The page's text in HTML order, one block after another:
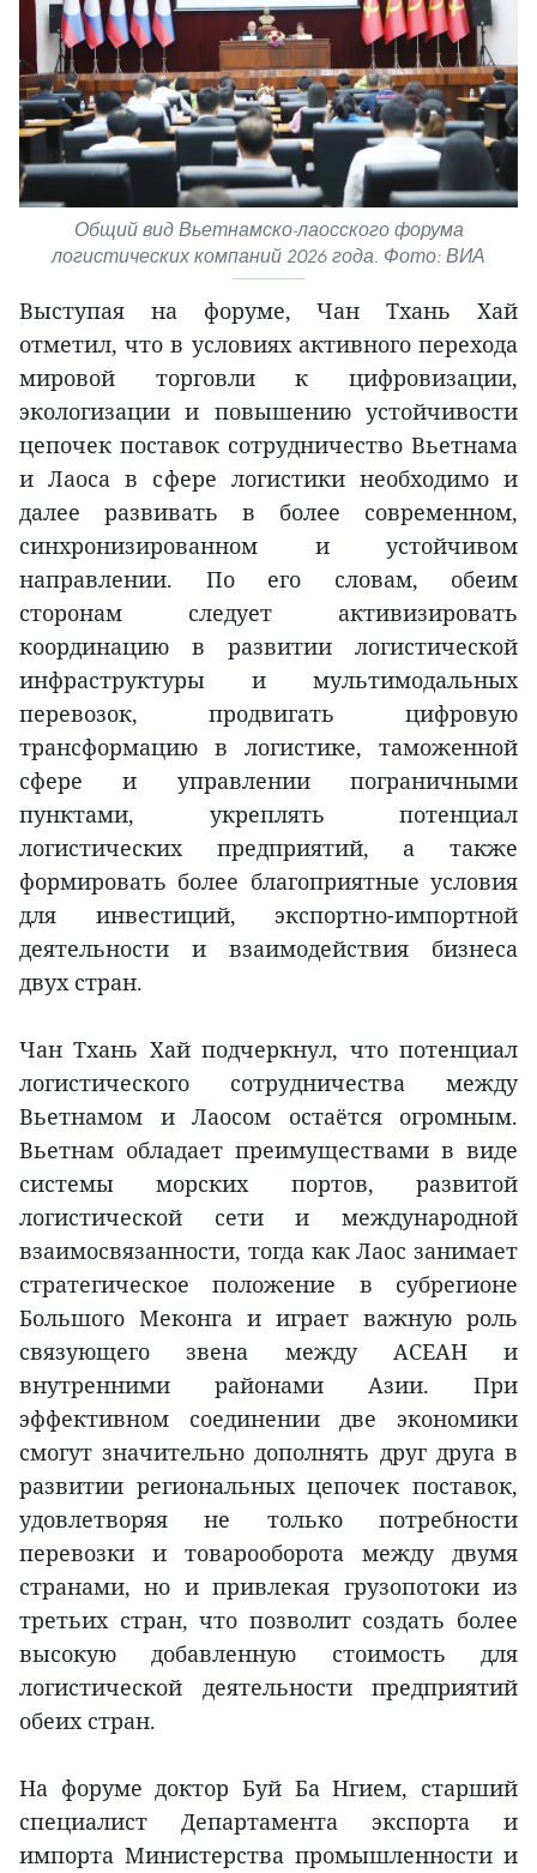
Общий вид Вьетнамско-лаосского форума
логистических компаний 2026 года. Фото: ВИА
Выступая на форуме, Чан Тхань Хай
отметил, что в условиях активного перехода
мировой торговли к цифровизации,
экологизации и повышению устойчивости
цепочек поставок сотрудничество Вьетнама
и Лаоса в сфере логистики необходимо и
далее развивать в более современном,
синхронизированном и устойчивом
направлении. По его словам, обеим
сторонам следует активизировать
координацию в развитии логистической
инфраструктуры и мультимодальных
перевозок, продвигать цифровую
трансформацию в логистике, таможенной
сфере и управлении пограничными
пунктами, укреплять потенциал
логистических предприятий, а также
формировать более благоприятные условия
для инвестиций, экспортно-импортной
деятельности и взаимодействия бизнеса
двух стран.
Чан Тхань Хай подчеркнул, что потенциал
логистического сотрудничества между
Вьетнамом и Лаосом остаётся огромным.
Вьетнам обладает преимуществами в виде
системы морских портов, развитой
логистической сети и международной
взаимосвязанности, тогда как Лаос занимает
стратегическое положение в субрегионе
Большого Меконга и играет важную роль
связующего звена между АСЕАН и
внутренними районами Азии. При
эффективном соединении две экономики
смогут значительно дополнять друг друга в
развитии региональных цепочек поставок,
удовлетворяя не только потребности
перевозки и товарооборота между двумя
странами, но и привлекая грузопотоки из
третьих стран, что позволит создать более
высокую добавленную стоимость для
логистической деятельности предприятий
обеих стран.
На форуме доктор Буй Ба Нгием, старший
специалист Департамента экспорта и
импорта Министерства промышленности и